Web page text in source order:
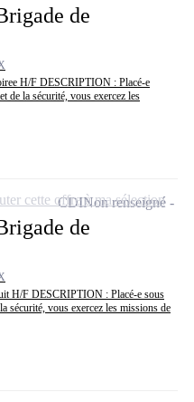
de
H/F DESCRIPTION : Placé-e
de la sécurité, vous exercez les
de
H/F DESCRIPTION : Placé-e sous
sécurité, vous exercez les missions de
CDINon renseigné
cette offre à ma sélection